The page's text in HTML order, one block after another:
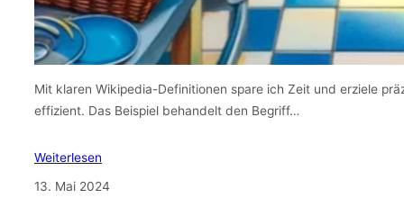
Mit klaren Wikipedia-Definitionen spare ich Zeit und erziele
effizient. Das Beispiel behandelt den Begriff…
Weiterlesen
13. Mai 2024